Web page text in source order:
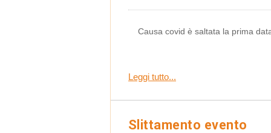
Causa covid è saltata la prima
Leggi tutto...
Slittamento evento